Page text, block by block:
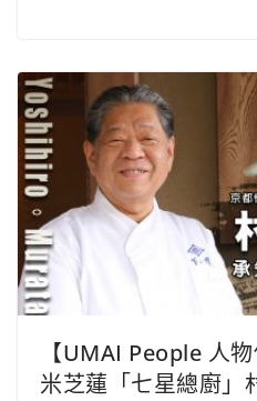
【UMAI People 人
米芝蓮「七星總廚」